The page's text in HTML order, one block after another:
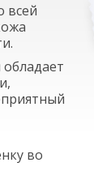
всей
обладает
во